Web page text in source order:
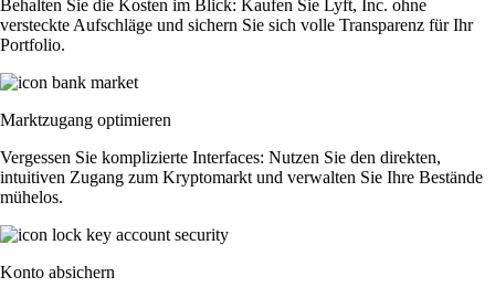
Behalten Sie die Kosten im Blick: Kaufen Sie Lyft, Inc. ohne
versteckte Aufschläge und sichern Sie sich volle Transparenz für Ihr
Portfolio.
Marktzugang optimieren
Vergessen Sie komplizierte Interfaces: Nutzen Sie den direkten,
intuitiven Zugang zum Kryptomarkt und verwalten Sie Ihre Bestände
mühelos.
Konto absichern